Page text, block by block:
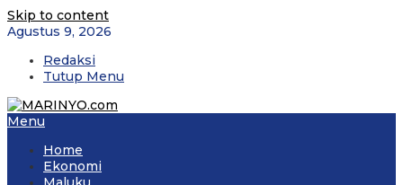
Skip to content
Agustus 9, 2026
Redaksi
Tutup Menu
Menu
Home
Ekonomi